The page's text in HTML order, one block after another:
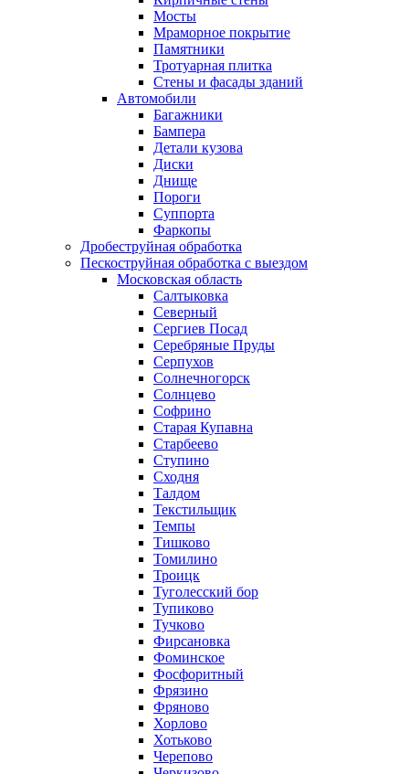
Мосты
Мраморное покрытие
Памятники
Тротуарная плитка
Стены и фасады зданий
Автомобили
Багажники
Бампера
Детали кузова
Диски
Днище
Пороги
Суппорта
Фаркопы
Дробеструйная обработка
Пескоструйная обработка с выездом
Московская область
Салтыковка
Северный
Сергиев Посад
Серебряные Пруды
Серпухов
Солнечногорск
Солнцево
Софрино
Старая Купавна
Старбеево
Ступино
Сходня
Талдом
Текстильщик
Темпы
Тишково
Томилино
Троицк
Туголесский бор
Тупиково
Тучково
Фирсановка
Фоминское
Фосфоритный
Фрязино
Фряново
Хорлово
Хотьково
Черепово